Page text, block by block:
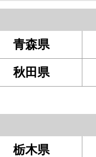
青森県
秋田県
栃木県